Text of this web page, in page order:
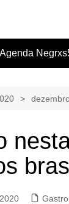
Agenda